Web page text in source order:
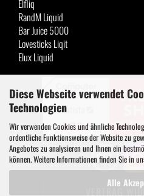
Diese Webseite verwendet
Technologien
Wir verwenden Cookies und ähnliche
ordentliche Funktionsweise der Website zu
Angebotes zu analysieren und Ihnen ein
können. Weitere Informationen finden Sie in
Alle
Elfliq
RandM Liquid
Bar Juice 5000
Lovesticks Liqit
Elux Liquid
VERTRAG